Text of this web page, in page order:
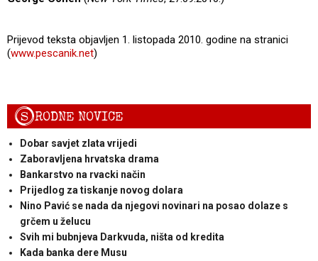
Prijevod teksta objavljen 1. listopada 2010. godine na stranici
(www.pescanik.net)
SRODNE NOVICE
Dobar savjet zlata vrijedi
Zaboravljena hrvatska drama
Bankarstvo na rvacki način
Prijedlog za tiskanje novog dolara
Nino Pavić se nada da njegovi novinari na posao dolaze s
grčem u želucu
Svih mi bubnjeva Darkvuda, ništa od kredita
Kada banka dere Musu